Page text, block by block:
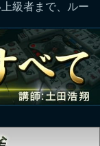
級者まで、ルー